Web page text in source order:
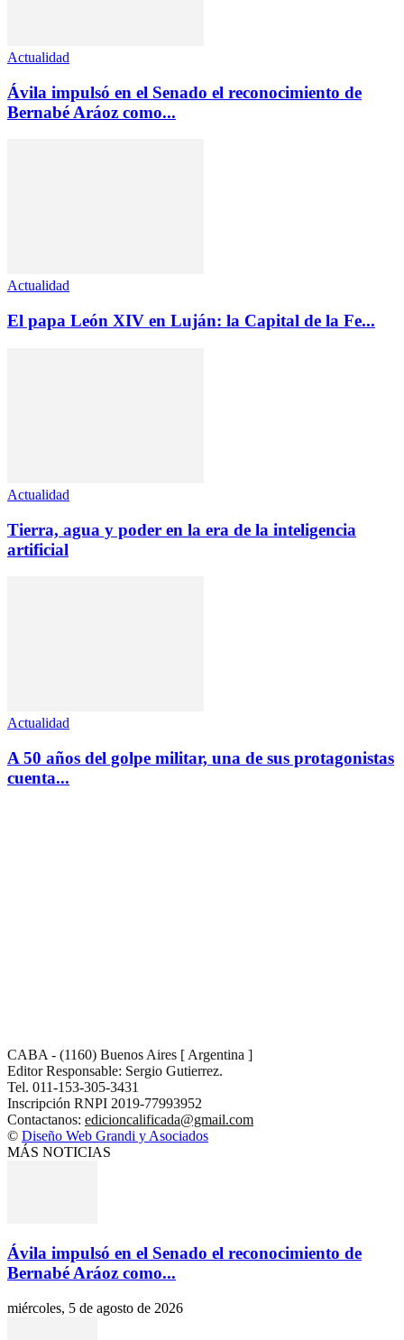
Actualidad
Ávila impulsó en el Senado el reconocimiento de
Bernabé Aráoz como...
Actualidad
El papa León XIV en Luján: la Capital de la Fe...
Actualidad
Tierra, agua y poder en la era de la inteligencia
artificial
Actualidad
A 50 años del golpe militar, una de sus protagonistas
cuenta...
CABA - (1160) Buenos Aires [ Argentina ]
Editor Responsable: Sergio Gutierrez.
Tel. 011-153-305-3431
Inscripción RNPI 2019-77993952
Contactanos: edicioncalificada@gmail.com
© Diseño Web Grandi y Asociados
MÁS NOTICIAS
Ávila impulsó en el Senado el reconocimiento de
Bernabé Aráoz como...
miércoles, 5 de agosto de 2026